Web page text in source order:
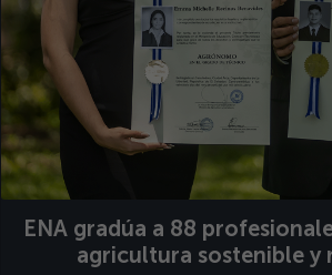
ENA gradúa a 88
agricultura sostenible y